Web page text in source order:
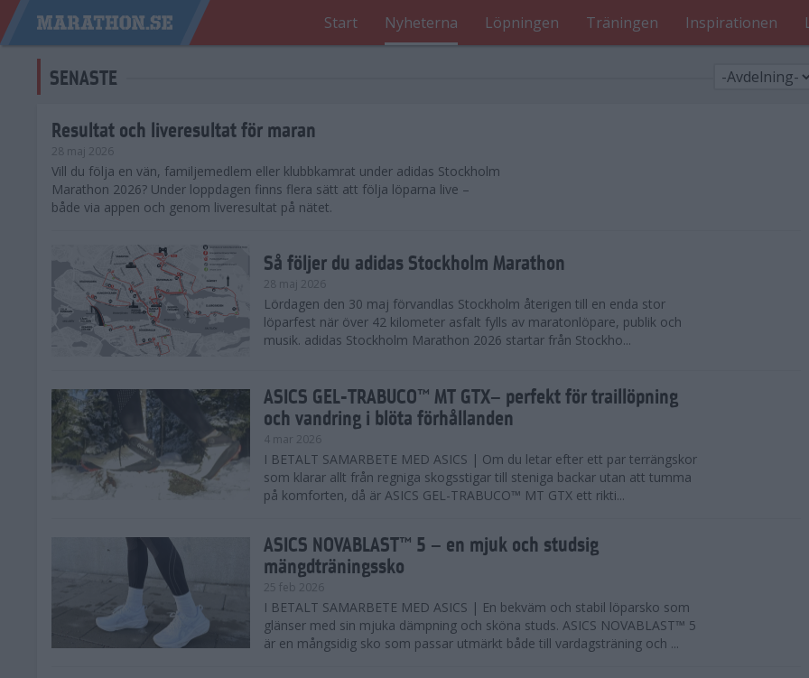
Start Nyheterna Löpningen Träningen Inspirationen
SENASTE
Resultat och liveresultat för maran
28 maj 2026
​Vill du följa en vän, familjemedlem eller klubbkamrat under adidas Stockholm
Marathon 2026? Under loppdagen finns flera sätt att följa löparna live –
både via appen och genom liveresultat på nätet.
Så följer du adidas Stockholm Marathon
28 maj 2026
Lördagen den 30 maj förvandlas Stockholm återigen till en enda stor
löparfest när över 42 kilometer asfalt fylls av maratonlöpare, publik och
musik. adidas Stockholm Marathon 2026 startar från Stockho...
ASICS GEL-TRABUCO™ MT GTX– perfekt för traillöpning
och vandring i blöta förhållanden
4 mar 2026
I BETALT SAMARBETE MED ASICS | Om du letar efter ett par terrängskor
som klarar allt från regniga skogsstigar till steniga backar utan att tumma
på komforten, då är ASICS GEL-TRABUCO™ MT GTX ett rikti...
ASICS NOVABLAST™ 5 – en mjuk och studsig
mängdträningssko
25 feb 2026
I BETALT SAMARBETE MED ASICS | En bekväm och stabil löparsko som
glänser med sin mjuka dämpning och sköna studs. ASICS NOVABLAST™ 5
är en mångsidig sko som passar utmärkt både till vardagsträning och ...